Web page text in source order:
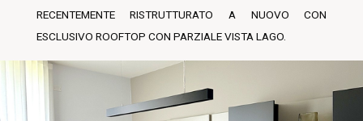
RECENTEMENTE RISTRUTTURATO A NUOVO CON
ESCLUSIVO ROOFTOP CON PARZIALE VISTA LAGO.